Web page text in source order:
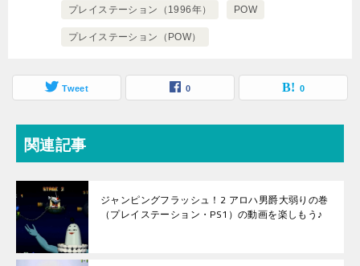
プレイステーション（1996年） POW
プレイステーション（POW）
Tweet 0 0
関連記事
ジャンピングフラッシュ！2 アロハ男爵大弱りの巻
（プレイステーション・PS1）の動画を楽しもう♪